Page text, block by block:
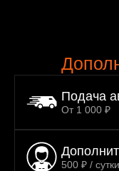
Подача
От 1 000 ₽
500 ₽ / сутки